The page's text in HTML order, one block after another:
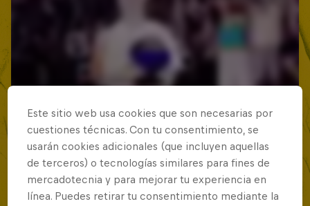
Este sitio web usa cookies que son necesarias por
cuestiones técnicas. Con tu consentimiento, se
usarán cookies adicionales (que incluyen aquellas
de terceros) o tecnologías similares para fines de
mercadotecnia y para mejorar tu experiencia en
línea. Puedes retirar tu consentimiento mediante la